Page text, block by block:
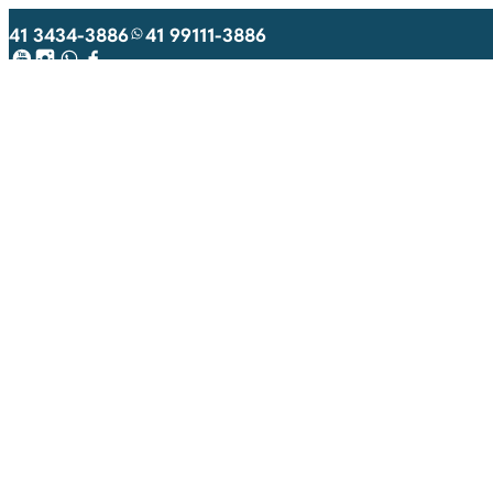
41 3434-3886
41 99111-3886
Youtube